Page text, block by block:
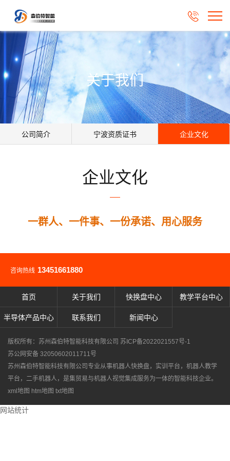

关于我们
公司简介 宁波资质证书 企业文化
企业文化
一群人、一件事、一份承诺、用心服务
咨询热线 13451661880
首页 关于我们 快换盘中心 教学平台中心
半导体产品中心 联系我们 新闻中心
版权所有：苏州森伯特智能科技有限公司 苏ICP备2022021557号-1
苏公网安备 32050602011711号
苏州森伯特智能科技有限公司专业从事机器人快换盘， 实训平台 ， 机器人教学
平台 ， 二手机器人，是集贸易与机器人视觉集成服务为一体的智能科技企业。
xml地图 htm地图 txt地图
网站统计